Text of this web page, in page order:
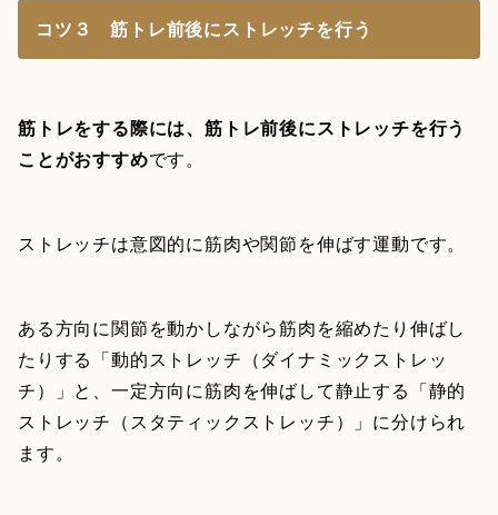
コツ３ 筋トレ前後にストレッチを行う
筋トレをする際には、筋トレ前後にストレッチを行う
ことがおすすめです。
ストレッチは意図的に筋肉や関節を伸ばす運動です。
ある方向に関節を動かしながら筋肉を縮めたり伸ばし
たりする「動的ストレッチ（ダイナミックストレッ
チ）」と、一定方向に筋肉を伸ばして静止する「静的
ストレッチ（スタティックストレッチ）」に分けられ
ます。